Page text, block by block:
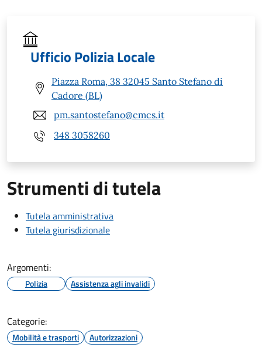
Ufficio Polizia Locale
Piazza Roma, 38 32045 Santo Stefano di
Cadore (BL)
pm.santostefano@cmcs.it
348 3058260
Strumenti di tutela
Tutela amministrativa
Tutela giurisdizionale
Argomenti:
Polizia Assistenza agli invalidi
Categorie:
Mobilità e trasporti
Autorizzazioni